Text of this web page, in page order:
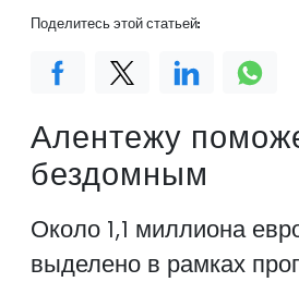
Алентежу
бездомным
Около 1,1 миллиона
выделено в рамках
Поделитесь этой статьей: